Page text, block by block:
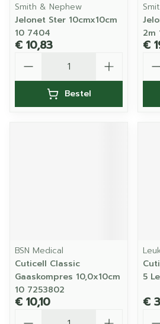
Smith & Nephew
Jelonet Ster 10cmx10cm
10 7404
€ 10,83
Bestel
2m
€
BSN Medical
Cuticell Classic
Gaaskompres 10,0x10cm
10 7253802
€ 10,10
5
€